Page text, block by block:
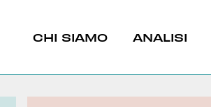
CHI SIAMO ANALISI